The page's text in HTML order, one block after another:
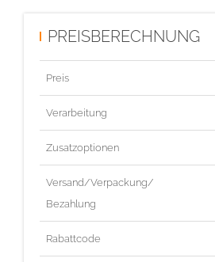
PREISBERECHNUNG
Preis
Verarbeitung
Zusatzoptionen
Versand/Verpackung/
Bezahlung
Rabattcode